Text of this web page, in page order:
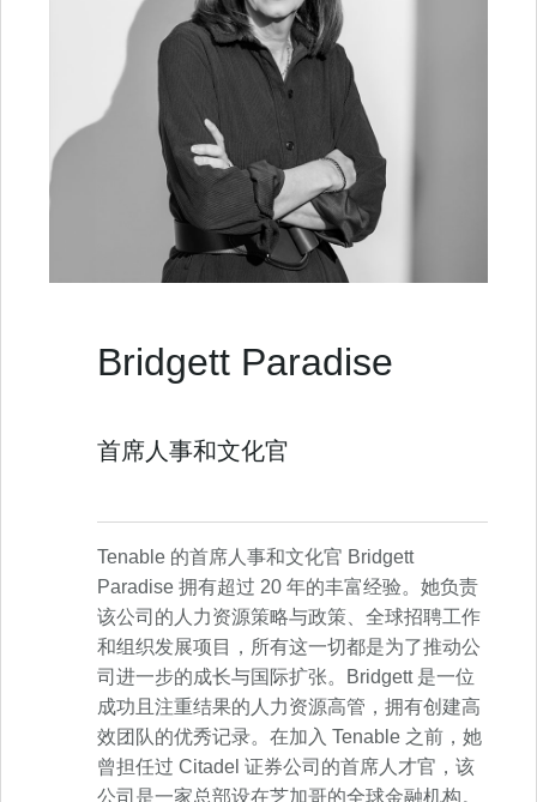
Bridgett Paradise
首席人事和文化官
Tenable 的首席人事和文化官 Bridgett
Paradise 拥有超过 20 年的丰富经验。她负责
该公司的人力资源策略与政策、全球招聘工作
和组织发展项目，所有这一切都是为了推动公
司进一步的成长与国际扩张。Bridgett 是一位
成功且注重结果的人力资源高管，拥有创建高
效团队的优秀记录。在加入 Tenable 之前，她
曾担任过 Citadel 证券公司的首席人才官，该
公司是一家总部设在芝加哥的全球金融机构。